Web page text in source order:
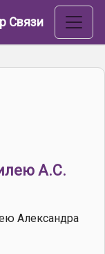
Связи
А.С.
Александра